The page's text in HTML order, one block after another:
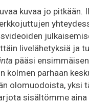
kuvaa jo pitkään.
livelähetyksiä ja
pääsi
kolmen parhaan
olomuodoista, yksi
sisältömme